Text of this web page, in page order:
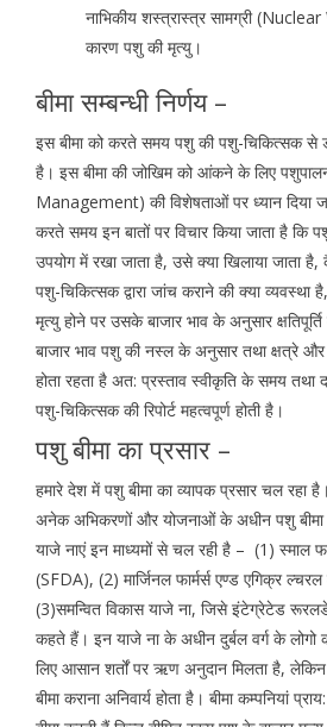
नाभिकीय शस्त्रास्त्र सामग्री
कारण पशु की मृत्यु।
बीमा सम्बन्धी निर्णय –
इस बीमा को करते समय पशु की पशु-चिकित्सक से
है। इस बीमा की जोखिम को आंकने के लिए
Management) की विशेषताओं पर ध्यान दिया
करते समय इन बातों पर विचार किया जाता है
उपयोग में रखा जाता है, उसे क्या खिलाया जाता
पशु-चिकित्सक द्वारा जांच कराने की क्या व्यवस्था
मृत्यु होने पर उसके बाजार भाव के अनुसार
बाजार भाव पशु की नस्ल के अनुसार तथा क्षत्रे
होता रहता है अत: प्रस्ताव स्वीकृति के समय तथा
पशु-चिकित्सक की रिपोर्ट महत्वपूर्ण होती है।
पशु बीमा का प्रसार –
हमारे देश में पशु बीमा का व्यापक प्रसार चल रहा
अनेक अभिकरणों और योजनाओं के अधीन पशु बीमा
याजे नाएं इन माध्यमों से चल रही है – (1) स्माल
(SFDA), (2) मार्जिनल फार्मर्स एण्ड एगिक्र
(3)समन्वित विकास याजे ना, जिसे इंटेग्रेटेड
कहते हैं। इन याजे ना के अधीन दुर्बल वर्ग के
लिए आसान शर्तों पर ऋण अनुदान मिलता है,
बीमा कराना अनिवार्य होता है। बीमा कम्पनियां